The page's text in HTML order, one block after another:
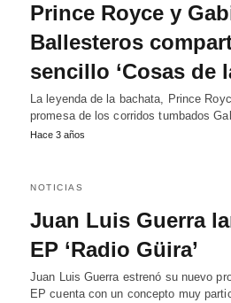
Prince Royce y
Ballesteros
sencillo ‘Cosas de
La leyenda de la bachata, Prince
promesa de los corridos tumbados
Hace 3 años
NOTICIAS
Juan Luis Guerra
EP ‘Radio Güira’
Juan Luis Guerra estrenó su nuevo
EP cuenta con un concepto muy